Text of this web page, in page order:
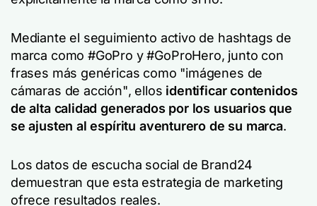
Mediante el seguimiento activo de hashtags de
marca como #GoPro y #GoProHero, junto con
frases más genéricas como "imágenes de
cámaras de acción", ellos identificar contenidos
de alta calidad generados por los usuarios que
se ajusten al espíritu aventurero de su marca.
Los datos de escucha social de Brand24
demuestran que esta estrategia de marketing
ofrece resultados reales.